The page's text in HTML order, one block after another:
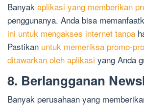
Banyak aplikasi yang memberikan
penggunanya. Anda bisa
ini untuk mengakses internet tanpa
Pastikan untuk memeriksa promo-
ditawarkan oleh aplikasi yang Anda
8. Berlangganan
Banyak perusahaan yang